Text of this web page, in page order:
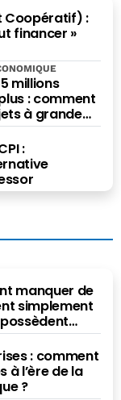
Coopératif) :
financer »
millions
: comment
à grande
:
manquer de
simplement
: comment
à l’ère de la
?